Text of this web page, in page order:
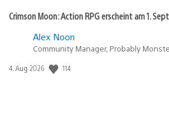
Crimson Moon: Action RPG erscheint am 1.
Alex Noon
Community Manager, Probably
Veröffentlichungsdatum:
4. Aug 2026 114